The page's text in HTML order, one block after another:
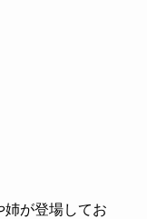
が登場してお